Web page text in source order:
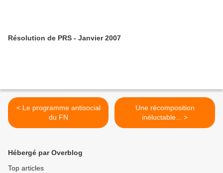
Résolution de PRS - Janvier 2007
< Le programme antisocial
du FN
Une récomposition
inéluctable... >
Hébergé par Overblog
Top articles